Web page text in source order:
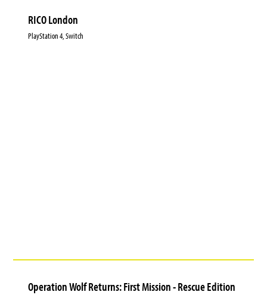
RICO London
PlayStation 4, Switch
Operation Wolf Returns: First Mission - Rescue Edition